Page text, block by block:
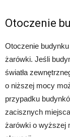
Otoczenie
Otoczenie
żarówki. Jeśli
światła
o niższej mocy
przypadku
zacisznych
żarówki o wyższej